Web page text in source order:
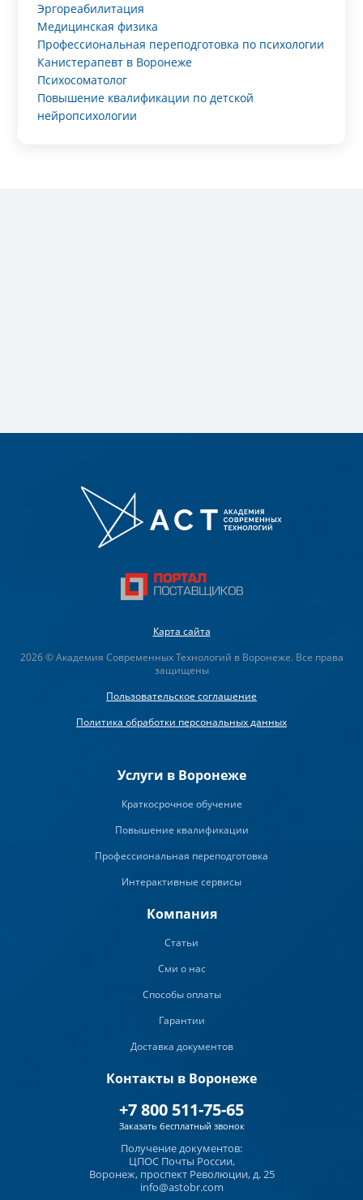
Эргореабилитация
Медицинская физика
Профессиональная переподготовка по психологии
Канистерапевт в Воронеже
Психосоматолог
Повышение квалификации по детской
нейропсихологии
Карта сайта
2026 © Академия Современных Технологий в Воронеже. Все права
защищены
Пользовательское соглашение
Политика обработки персональных данных
Услуги в Воронеже
Краткосрочное обучение
Повышение квалификации
Профессиональная переподготовка
Интерактивные сервисы
Компания
Статьи
Сми о нас
Способы оплаты
Гарантии
Доставка документов
Контакты в Воронеже
+7 800 511-75-65
Заказать бесплатный звонок
Получение документов:
ЦПОС Почты России,
Воронеж, проспект Революции, д. 25
info@astobr.com